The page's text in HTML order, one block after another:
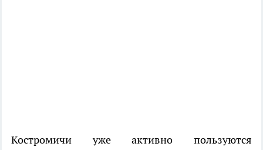
Костромичи уже активно пользуются